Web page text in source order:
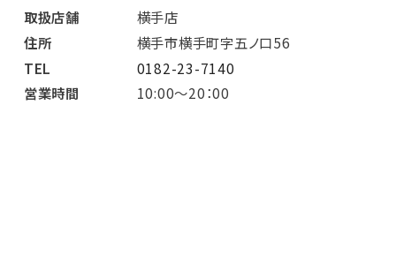
取扱店舗
横手店
住所
横手市横手町字五ノ口56
TEL
0182-23-7140
営業時間
10:00～20：00